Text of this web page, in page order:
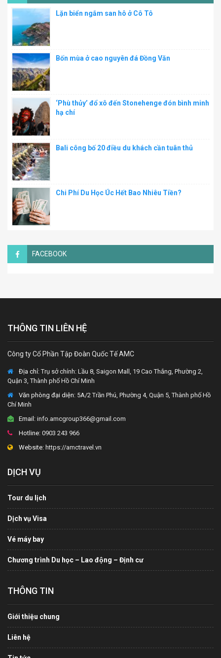
Lặn biển ngắm san hô ở Cô Tô
Bốn mùa ở cao nguyên đá Đồng Văn
‘Phù thủy’ đổ xô đến Stonehenge đón bình minh
hạ chí
Bali công bố 20 điều du khách cần tuân thủ
Chi Phí Du Học Úc Hết Bao Nhiêu Tiền?
FACEBOOK
THÔNG TIN LIÊN HỆ
Công ty Cổ Phần Tập Đoàn Quốc Tế AMC
Địa chỉ:Trụ sở chính: Lầu 8, Saigon Mall, 19 Cao Thắng, Phường 2,
Quận 3, Thành phố Hồ Chí Minh
Văn phòng đại diện: 5A/2 Trần Phú, Phường 4, Quận 5, Thành phố Hồ
Chí Minh
Email: info.amcgroup366@gmail.com
Hotline: 0903 243 966
Website: https://amctravel.vn
DỊCH VỤ
Tour du lịch
Dịch vụ Visa
Vé máy bay
Chương trình Du học – Lao động – Định cư
THÔNG TIN
Giới thiệu chung
Liên hệ